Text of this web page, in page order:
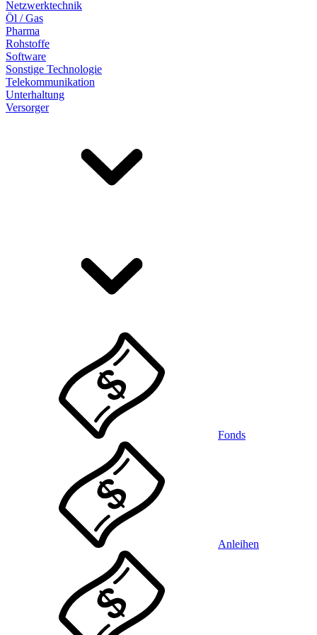
Netzwerktechnik
Öl / Gas
Pharma
Rohstoffe
Software
Sonstige Technologie
Telekommunikation
Unterhaltung
Versorger
Fonds
Anleihen